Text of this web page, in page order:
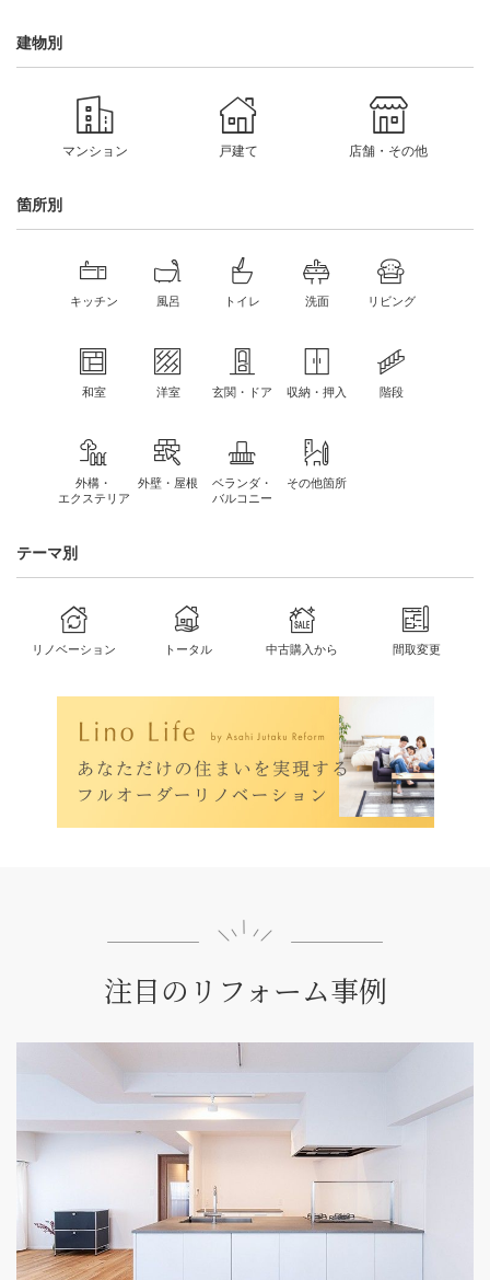
建物別
マンション 戸建て 店舗・その他
箇所別
キッチン 風呂 トイレ 洗面 リビング
和室 洋室 玄関・ドア 収納・押入 階段
外構・
エクステリア
外壁・屋根
ベランダ・
バルコニー
その他箇所
テーマ別
リノベーション トータル 中古購入から 間取変更
注目のリフォーム事例